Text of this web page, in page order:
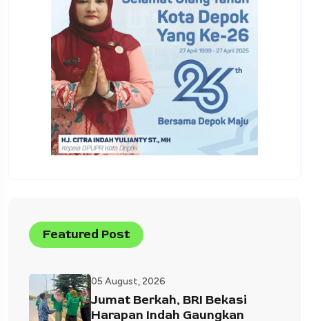
Featured Post
05 August, 2026
Jumat Berkah, BRI Bekasi
Harapan Indah Gaungkan